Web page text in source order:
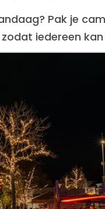
Pak je
iedereen